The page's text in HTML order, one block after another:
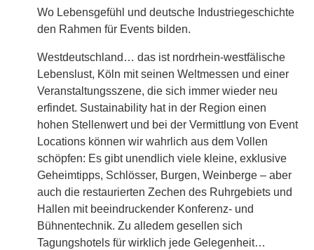
Wo Lebensgefühl und deutsche Industriegeschichte
den Rahmen für Events bilden.
Westdeutschland… das ist nordrhein-westfälische
Lebenslust, Köln mit seinen Weltmessen und einer
Veranstaltungsszene, die sich immer wieder neu
erfindet. Sustainability hat in der Region einen
hohen Stellenwert und bei der Vermittlung von Event
Locations können wir wahrlich aus dem Vollen
schöpfen: Es gibt unendlich viele kleine, exklusive
Geheimtipps, Schlösser, Burgen, Weinberge – aber
auch die restaurierten Zechen des Ruhrgebiets und
Hallen mit beeindruckender Konferenz- und
Bühnentechnik. Zu alledem gesellen sich
Tagungshotels für wirklich jede Gelegenheit…